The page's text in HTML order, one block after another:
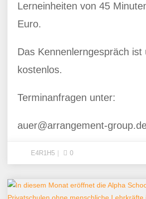
Lerneinheiten von 45
Euro.
Das Kennenlerngespräch ist
kostenlos.
Terminanfragen unter:
auer@arrangement-
E4R1H5 0